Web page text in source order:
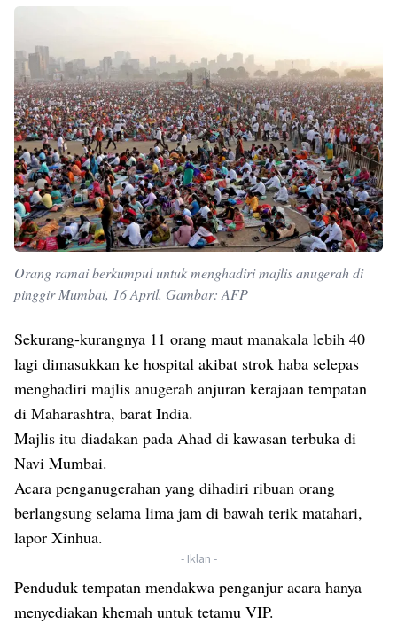
Orang ramai berkumpul untuk menghadiri majlis anugerah di
pinggir Mumbai, 16 April. Gambar: AFP
Sekurang-kurangnya 11 orang maut manakala lebih 40
lagi dimasukkan ke hospital akibat strok haba selepas
menghadiri majlis anugerah anjuran kerajaan tempatan
di Maharashtra, barat India.
Majlis itu diadakan pada Ahad di kawasan terbuka di
Navi Mumbai.
Acara penganugerahan yang dihadiri ribuan orang
berlangsung selama lima jam di bawah terik matahari,
lapor Xinhua.
- Iklan -
Penduduk tempatan mendakwa penganjur acara hanya
menyediakan khemah untuk tetamu VIP.